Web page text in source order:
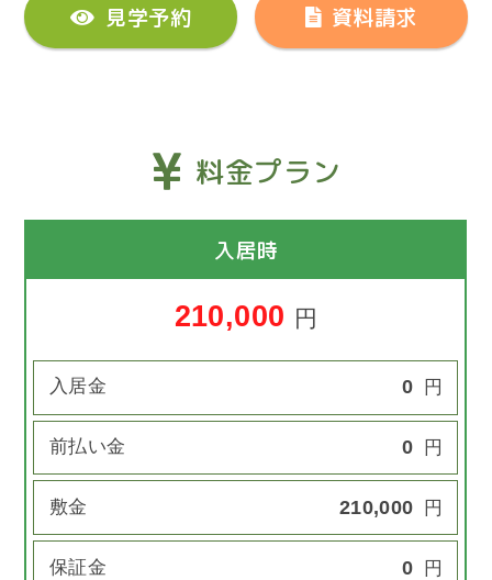
見学予約 資料請求
料金プラン
入居時
210,000 円
入居金 0 円
前払い金 0 円
敷金 210,000 円
保証金 0 円